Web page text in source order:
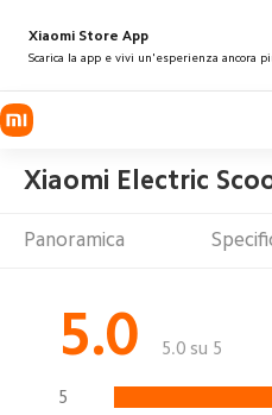
Xiaomi Store App
Scarica la app e vivi un'esperienza ancora
Xiaomi Electric
Panoramica
5.0 5.0 su 5
5